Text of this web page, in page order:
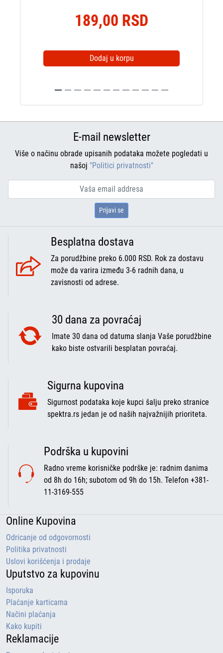
189,00 RSD
Dodaj u korpu
E-mail newsletter
Više o načinu obrade upisanih podataka možete pogledati u
našoj "Politici privatnosti"
Prijavi se
Besplatna dostava
Za porudžbine preko 6.000 RSD. Rok za dostavu
može da varira između 3-6 radnih dana, u
zavisnosti od adrese.
30 dana za povraćaj
Imate 30 dana od datuma slanja Vaše porudžbine
kako biste ostvarili besplatan povraćaj.
Sigurna kupovina
Sigurnost podataka koje kupci šalju preko stranice
spektra.rs jedan je od naših najvažnijih prioriteta.
Podrška u kupovini
Radno vreme korisničke podrške je: radnim danima
od 8h do 16h; subotom od 9h do 15h. Telefon +381-
11-3169-555
Online Kupovina
Odricanje od odgovornosti
Politika privatnosti
Uslovi korišćenja i prodaje
Uputstvo za kupovinu
Isporuka
Plaćanje karticama
Načini plaćanja
Kako kupiti
Reklamacije